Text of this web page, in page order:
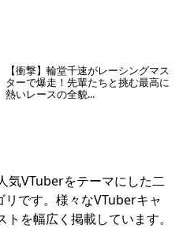
【衝撃】輪堂千速がレーシングマス
ターで爆走！先輩たちと挑む最高に
熱いレースの全貌...
気VTuberをテーマにした二
です。様々なVTuberキャ
を幅広く掲載しています。